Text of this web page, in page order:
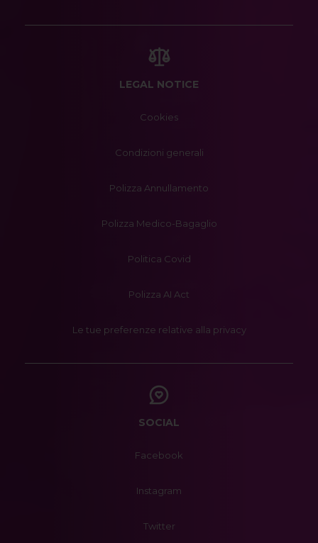
LEGAL NOTICE
Cookies
Condizioni generali
Polizza Annullamento
Polizza Medico-Bagaglio
Politica Covid
Polizza AI Act
Le tue preferenze relative alla privacy
SOCIAL
Facebook
Instagram
Twitter